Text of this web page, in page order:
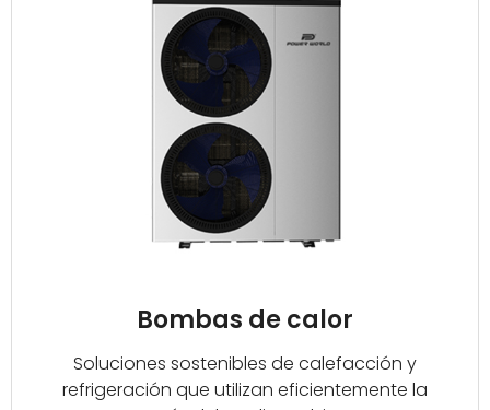
Bombas de calor
Soluciones sostenibles de calefacción y
refrigeración que utilizan eficientemente la